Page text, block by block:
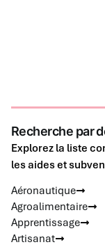
Recherche par
Explorez la liste
les aides et
Aéronautique
Agroalimentaire
Apprentissage
Artisanat